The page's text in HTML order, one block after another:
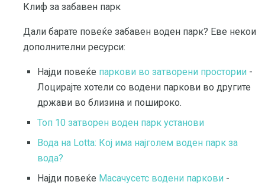
Клиф за забавен парк
Дали барате повеќе забавен воден парк? Еве некои
дополнителни ресурси:
Најди повеќе паркови во затворени простории -
Лоцирајте хотели со водени паркови во другите
држави во близина и пошироко.
Топ 10 затворен воден парк установи
Вода на Lotta: Кој има најголем воден парк за
вода?
Најди повеќе Масачусетс водени паркови -